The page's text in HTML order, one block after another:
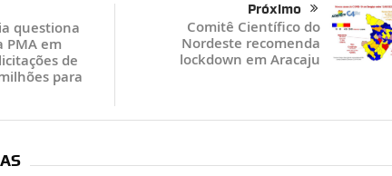
questiona
PMA em
de
para
Próximo
Comitê Científico do
Nordeste recomenda
lockdown em Aracaju